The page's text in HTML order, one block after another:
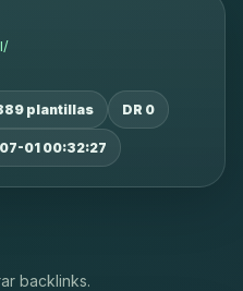
plantillas DR 0
01 00:32:27
backlinks.